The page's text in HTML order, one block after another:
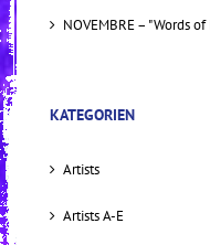
NOVEMBRE – "Words
KATEGORIEN
Artists
Artists A-E